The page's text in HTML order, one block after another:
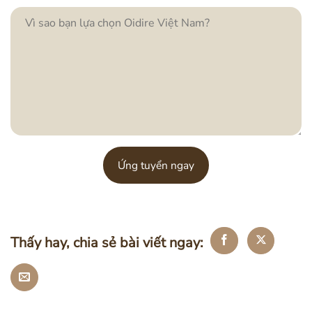
Thấy hay, chia sẻ bài viết ngay: